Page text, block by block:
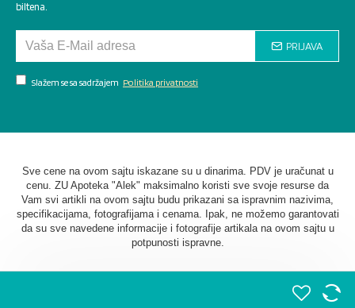
biltena.
PRIJAVA
Slažem se sa sadržajem Politika privatnosti
Sve cene na ovom sajtu iskazane su u dinarima. PDV je uračunat u
cenu. ZU Apoteka "Alek" maksimalno koristi sve svoje resurse da
Vam svi artikli na ovom sajtu budu prikazani sa ispravnim nazivima,
specifikacijama, fotografijama i cenama. Ipak, ne možemo garantovati
da su sve navedene informacije i fotografije artikala na ovom sajtu u
potpunosti ispravne.
2026. AU Apoteka "Alek". Sva prava zadržana. Softverska